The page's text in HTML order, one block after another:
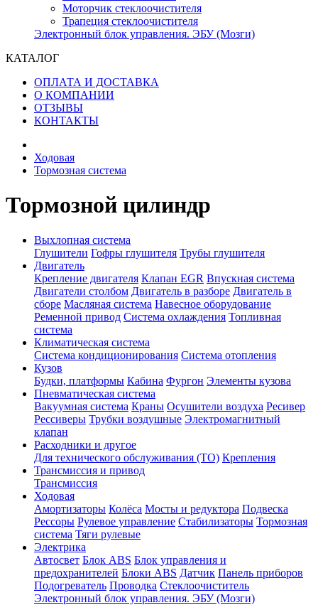
Моторчик стеклоочистителя
Трапеция стеклоочистителя
Электронный блок управления. ЭБУ (Мозги)
КАТАЛОГ
ОПЛАТА И ДОСТАВКА
О КОМПАНИИ
ОТЗЫВЫ
КОНТАКТЫ
Ходовая
Тормозная система
Тормозной цилиндр
Выхлопная система
Глушители Гофры глушителя Трубы глушителя
Двигатель
Крепление двигателя Клапан EGR Впускная система
Двигатели столбом Двигатель в разборе Двигатель в
сборе Масляная система Навесное оборудование
Ременной привод Система охлаждения Топливная
система
Климатическая система
Система кондиционирования Система отопления
Кузов
Будки, платформы Кабина Фургон Элементы кузова
Пневматическая система
Вакуумная система Краны Осушители воздуха Ресивер
Рессиверы Трубки воздушные Электромагнитный
клапан
Расходники и другое
Для технического обслуживания (ТО) Крепления
Трансмиссия и привод
Трансмиссия
Ходовая
Амортизаторы Колёса Мосты и редуктора Подвеска
Рессоры Рулевое управление Стабилизаторы Тормозная
система Тяги рулевые
Электрика
Автосвет Блок ABS Блок управления и
предохранителей Блоки ABS Датчик Панель приборов
Подогреватель Проводка Стеклоочиститель
Электронный блок управления. ЭБУ (Мозги)